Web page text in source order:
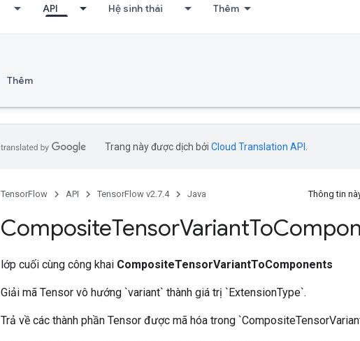
API Hệ sinh thái Thêm
Thêm
Trang này được dịch bởi Cloud Translation API
TensorFlow API TensorFlow v2.7.4 Java Thông tin
CompositeTensorVariantTo
lớp cuối cùng công khai CompositeTensorVariantToComponents
Giải mã Tensor vô hướng `variant` thành giá trị `ExtensionType`.
Trả về các thành phần Tensor được mã hóa trong